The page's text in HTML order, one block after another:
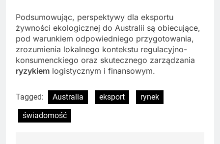
Podsumowując, perspektywy dla eksportu
żywności ekologicznej do Australii są obiecujące,
pod warunkiem odpowiedniego przygotowania,
zrozumienia lokalnego kontekstu regulacyjno-
konsumenckiego oraz skutecznego zarządzania
ryzykiem logistycznym i finansowym.
Tagged: Australia eksport
rynek
świadomość